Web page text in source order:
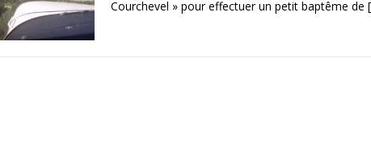
Courchevel » pour effectuer un petit baptême de